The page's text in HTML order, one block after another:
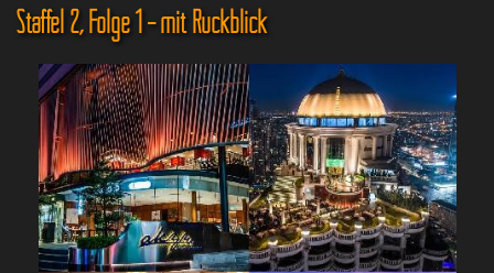
Staffel 2, Folge 1 – mit Rückblick